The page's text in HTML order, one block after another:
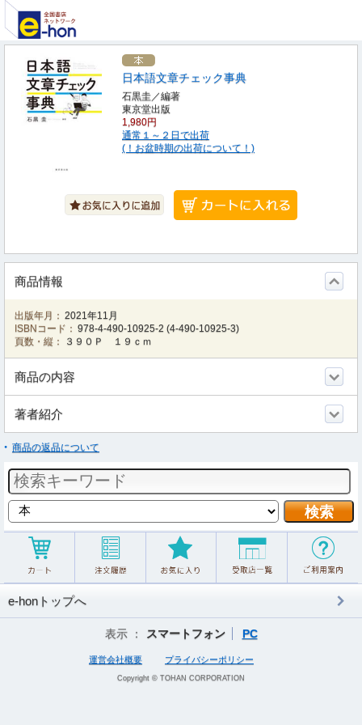
日本語文章チェック事典
石黒圭／編著
東京堂出版
1,980円
通常１～２日で出荷
(！お盆時期の出荷について！)
商品情報
出版年月： 2021年11月
ISBNコード： 978-4-490-10925-2 (4-490-10925-3)
頁数・縦：
３９０Ｐ １９ｃｍ
商品の内容
著者紹介
商品の返品について
e-honトップへ
表示 ： スマートフォン PC
運営会社概要 プライバシーポリシー
Copyright © TOHAN CORPORATION